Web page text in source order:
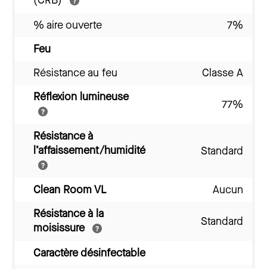
% aire ouverte
7%
Feu
Résistance au feu
Classe A
Réflexion lumineuse
77%
Résistance à
l’affaissement/humidité
Standard
Clean Room VL
Aucun
Résistance à la
moisissure
Standard
Caractère désinfectable